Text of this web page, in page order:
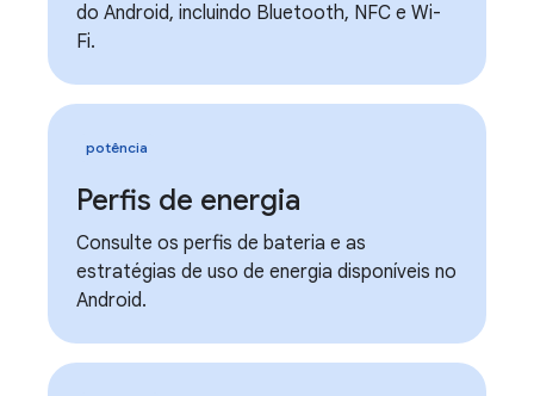
do Android, incluindo Bluetooth, NFC e Wi-
Fi.
potência
Perfis de energia
Consulte os perfis de bateria e as
estratégias de uso de energia disponíveis no
Android.